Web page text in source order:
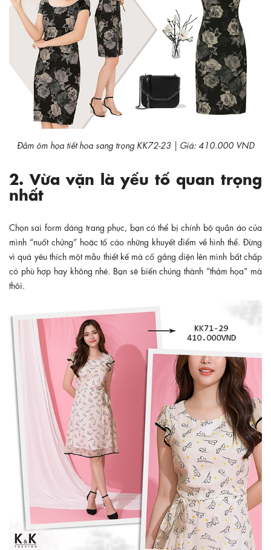
Đầm ôm họa tiết hoa sang trọng KK72-23 | Giá: 410.000 VND
2. Vừa vặn là yếu tố quan trọng
nhất
Chọn sai form dáng trang phục, bạn có thể bị chính bộ quần áo của
mình “nuốt chửng” hoặc tố cáo những khuyết điểm về hình thể. Đừng
vì quá yêu thích một mẫu thiết kế mà cố gắng diện lên mình bất chấp
có phù hợp hay không nhé. Bạn sẽ biến chúng thành “thảm họa” mà
thôi.